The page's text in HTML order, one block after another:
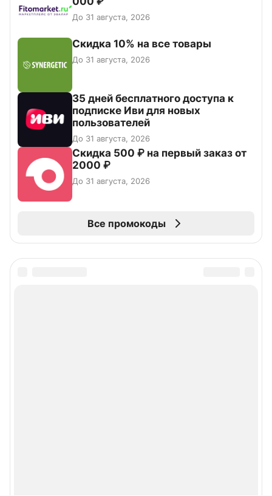
До 31 августа, 2026
Скидка 10% на все товары
До 31 августа, 2026
35 дней бесплатного доступа к
подписке Иви для новых
пользователей
До 31 августа, 2026
Скидка 500 ₽ на первый заказ от
2000 ₽
До 31 августа, 2026
Все промокоды